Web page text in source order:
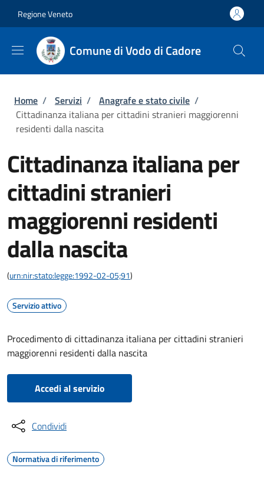
Regione Veneto
Comune di Vodo di Cadore
Briciole di pane
Home / Servizi / Anagrafe e stato civile /
Cittadinanza italiana per cittadini stranieri maggiorenni
residenti dalla nascita
Cittadinanza italiana per
cittadini stranieri
maggiorenni residenti
dalla nascita
(urn:nir:stato:legge:1992-02-05;91)
Servizio attivo
Procedimento di cittadinanza italiana per cittadini stranieri
maggiorenni residenti dalla nascita
Accedi al servizio
Condividi
Normativa di riferimento